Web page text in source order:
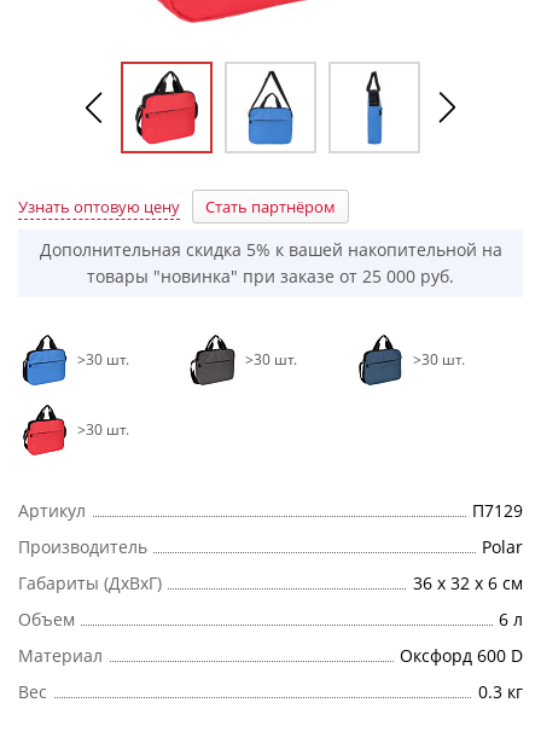
Узнать оптовую цену Стать партнёром
Дополнительная скидка 5% к вашей накопительной на
товары "новинка" при заказе от 25 000 руб.
>30 шт. >30 шт. >30 шт.
>30 шт.
Артикул
П7129
Производитель
Polar
Габариты (ДхВхГ)
36 х 32 х 6 см
Объем
6 л
Материал
Оксфорд 600 D
Вес
0.3 кг